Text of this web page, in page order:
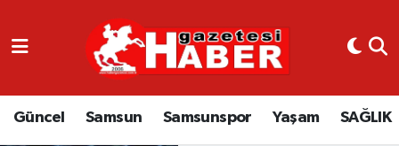
Güncel Samsun Samsunspor Yaşam SAĞLIK
GÜNCEL
SAMSUN